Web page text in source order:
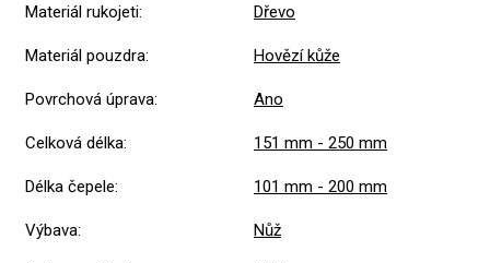
Materiál rukojeti: Dřevo
Materiál pouzdra: Hovězí kůže
Povrchová úprava: Ano
Celková délka: 151 mm - 250 mm
Délka čepele: 101 mm - 200 mm
Výbava: Nůž